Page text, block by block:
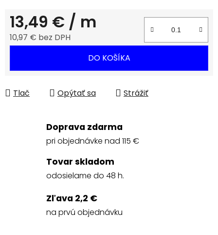
13,49 € / m
10,97 € bez DPH
DO KOŠÍKA
Tlač Opýtať sa Strážiť
Doprava zdarma
pri objednávke nad 115 €
Tovar skladom
odosielame do 48 h.
Zľava 2,2 €
na prvú objednávku